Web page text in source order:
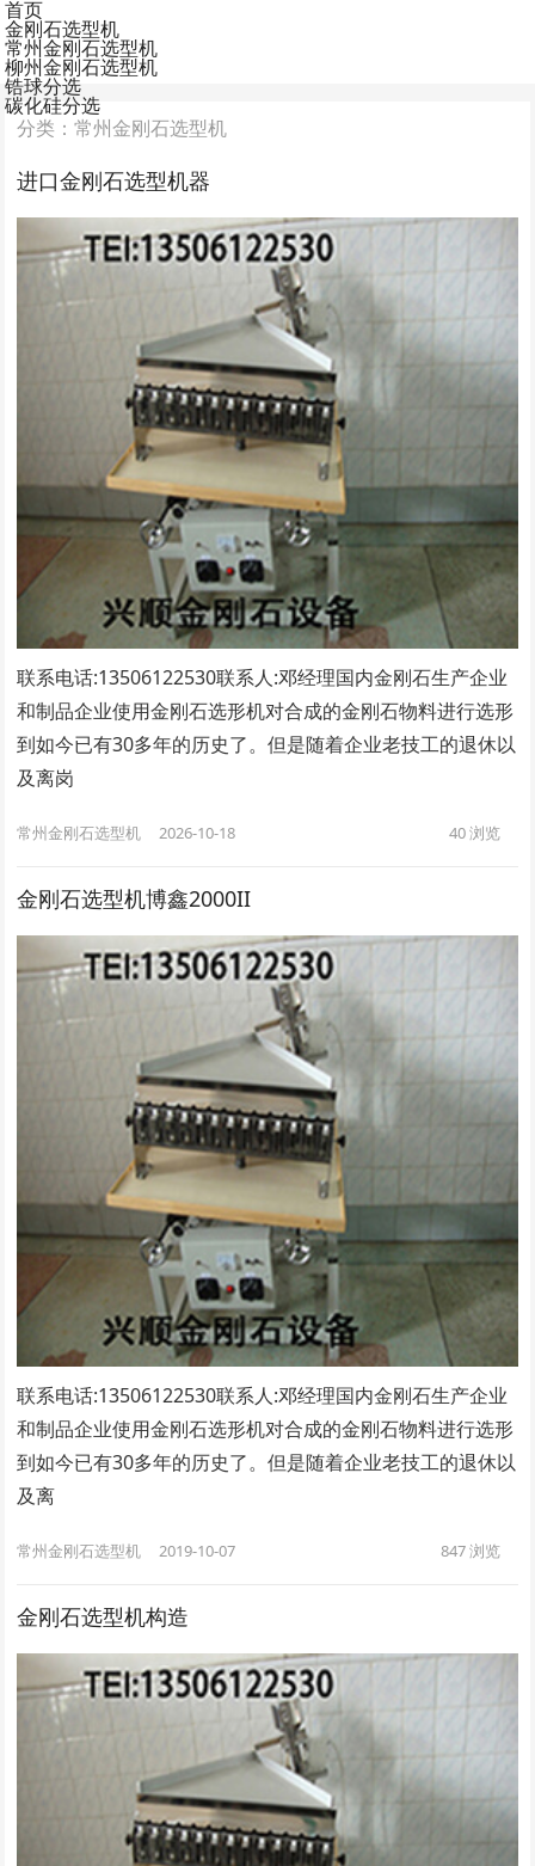
首页
金刚石选型机
常州金刚石选型机
柳州金刚石选型机
锆球分选
碳化硅分选
分类：常州金刚石选型机
进口金刚石选型机器
联系电话:13506122530联系人:邓经理国内金刚石生产企业
和制品企业使用金刚石选形机对合成的金刚石物料进行选形
到如今已有30多年的历史了。但是随着企业老技工的退休以
及离岗
常州金刚石选型机 2026-10-18 40浏览
金刚石选型机博鑫2000II
联系电话:13506122530联系人:邓经理​国内金刚石生产企业
和制品企业使用金刚石选形机对合成的金刚石物料进行选形
到如今已有30多年的历史了。但是随着企业老技工的退休以
及离
常州金刚石选型机 2019-10-07 847浏览
金刚石选型机构造